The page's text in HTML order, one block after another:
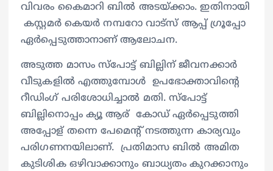
വിവരം കൈമാറി ബിൽ അടയ്ക്കാം. ഇതിനായി
കസ്റ്റമർ കെയർ നമ്പറോ വാട്സ് ആപ്പ് ഗ്രൂപ്പോ
ഏർപ്പെടുത്താനാണ് ആലോചന.
അടുത്ത മാസം സ്പോട്ട് ബില്ലിന് ജീവനക്കാർ
വീടുകളിൽ എത്തുമ്പോള്‍ ഉപഭോക്താവിന്‍റെ
റീഡിംഗ് പരിശോധിച്ചാൽ മതി. സ്പോട്ട്
ബില്ലിനൊപ്പം ക്യൂ ആര് കോഡ് ഏര്‍പ്പെടുത്തി
അപ്പോള് തന്നെ പേമെന്‍റ് നടത്തുന്ന കാര്യവും
പരിഗണനയിലാണ്. പ്രതിമാസ ബിൽ അമിത
കുടിശിക ഒഴിവാക്കാനും ബാധ്യതം കുറക്കാനും